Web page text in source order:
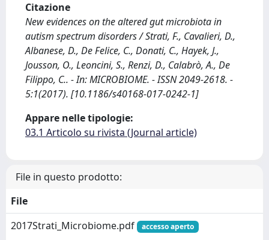
Citazione
New evidences on the altered gut microbiota in
autism spectrum disorders / Strati, F., Cavalieri, D.,
Albanese, D., De Felice, C., Donati, C., Hayek, J.,
Jousson, O., Leoncini, S., Renzi, D., Calabrò, A., De
Filippo, C.. - In: MICROBIOME. - ISSN 2049-2618. -
5:1(2017). [10.1186/s40168-017-0242-1]
Appare nelle tipologie:
03.1 Articolo su rivista (Journal article)
File in questo prodotto:
File
2017Strati_Microbiome.pdf
accesso aperto